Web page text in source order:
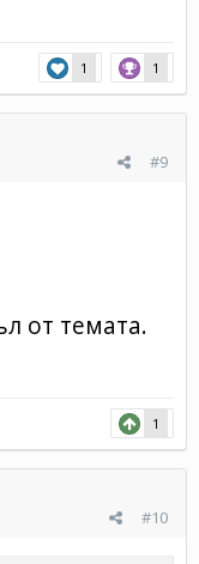
1 1
#9
от темата.
1
#10